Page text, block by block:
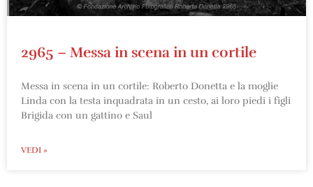
2965 – Messa in scena in un cortile
Messa in scena in un cortile: Roberto Donetta e la moglie
Linda con la testa inquadrata in un cesto, ai loro piedi i figli
Brigida con un gattino e Saul
VEDI »